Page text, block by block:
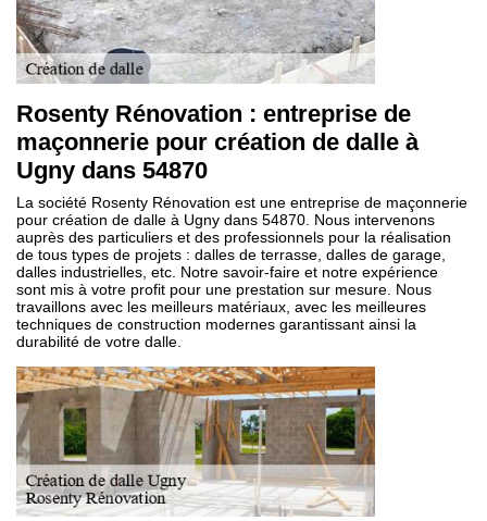
Rosenty Rénovation : entreprise de
maçonnerie pour création de dalle à
Ugny dans 54870
La société Rosenty Rénovation est une entreprise de maçonnerie
pour création de dalle à Ugny dans 54870. Nous intervenons
auprès des particuliers et des professionnels pour la réalisation
de tous types de projets : dalles de terrasse, dalles de garage,
dalles industrielles, etc. Notre savoir-faire et notre expérience
sont mis à votre profit pour une prestation sur mesure. Nous
travaillons avec les meilleurs matériaux, avec les meilleures
techniques de construction modernes garantissant ainsi la
durabilité de votre dalle.